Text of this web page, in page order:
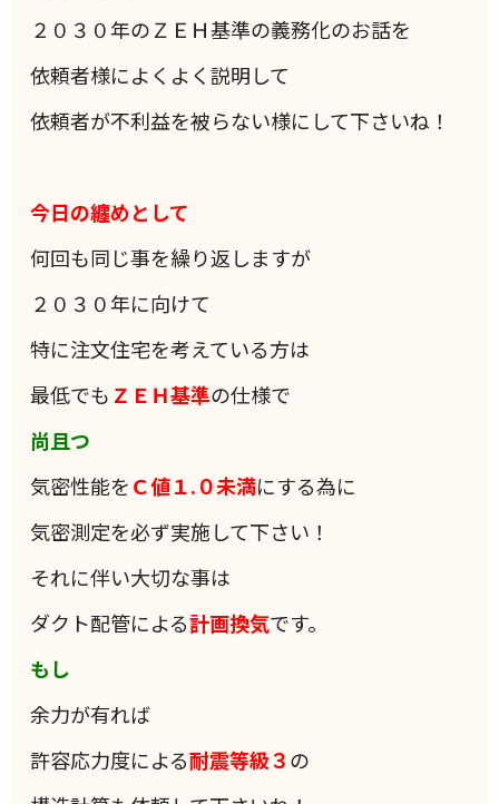
２０３０年のＺＥＨ基準の義務化のお話を
依頼者様によくよく説明して
依頼者が不利益を被らない様にして下さいね！
今日の纏めとして
何回も同じ事を繰り返しますが
２０３０年に向けて
特に注文住宅を考えている方は
最低でも ＺＥＨ基準の仕様で
尚且つ
気密性能をＣ値１.０未満にする為に
気密測定を必ず実施して下さい！
それに伴い大切な事は
ダクト配管による計画換気です。
もし
余力が有れば
許容応力度による耐震等級３の